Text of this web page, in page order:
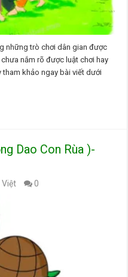
những trò chơi dân gian được
nắm rõ được luật chơi hay
tham khảo ngay bài viết dưới
Dao Con Rùa )-
Việt 0